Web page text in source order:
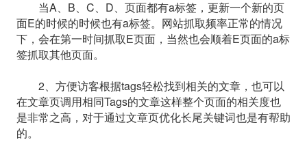
当A、B、C、D、页面都有a标签，更新一个新的页
面E的时候的时候也有a标签。网站抓取频率正常的情况
下，会在第一时间抓取E页面，当然也会顺着E页面的a标
签抓取其他页面。
2、方便访客根据tags轻松找到相关的文章，也可以
在文章页调用相同Tags的文章这样整个页面的相关度也
是非常之高，对于通过文章页优化长尾关键词也是有帮助
的。